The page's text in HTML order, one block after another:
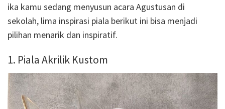
ika kamu sedang menyusun acara Agustusan di
sekolah, lima inspirasi piala berikut ini bisa menjadi
pilihan menarik dan inspiratif.
1. Piala Akrilik Kustom